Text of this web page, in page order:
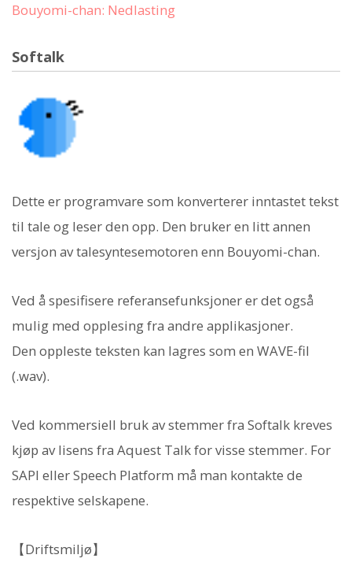
Bouyomi-chan: Nedlasting
Softalk
Dette er programvare som konverterer inntastet tekst
til tale og leser den opp. Den bruker en litt annen
versjon av talesyntesemotoren enn Bouyomi-chan.
Ved å spesifisere referansefunksjoner er det også
mulig med opplesing fra andre applikasjoner.
Den oppleste teksten kan lagres som en WAVE-fil
(.wav).
Ved kommersiell bruk av stemmer fra Softalk kreves
kjøp av lisens fra Aquest Talk for visse stemmer. For
SAPI eller Speech Platform må man kontakte de
respektive selskapene.
【Driftsmiljø】